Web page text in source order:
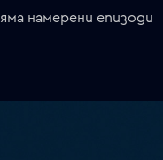
намерени епизоди